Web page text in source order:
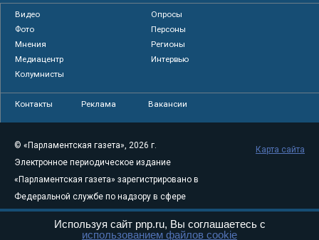
Видео
Опросы
Фото
Персоны
Мнения
Регионы
Медиацентр
Интервью
Колумнисты
Контакты Реклама Вакансии
© «Парламентская газета», 2026 г.
Электронное периодическое издание
«Парламентская газета» зарегистрировано в
Федеральной службе по надзору в сфере
связи, информационных технологий и
массовых коммуникаций (Роскомнадзор) 05
Карта сайта
Используя сайт pnp.ru, Вы соглашаетесь с
использованием файлов cookie